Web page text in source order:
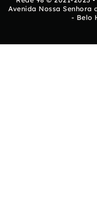
Avenida Nossa Senhora
- Belo